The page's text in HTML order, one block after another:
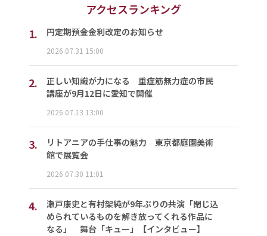
アクセスランキング
1.
円定期預金金利改定のお知らせ
2026.07.31 15:00
2.
正しい知識が力になる 重症筋無力症の市民
講座が9月12日に愛知で開催
2026.07.13 13:00
3.
リトアニアの手仕事の魅力 東京都庭園美術
館で展覧会
2026.07.30 11:01
4.
瀬戸康史と有村架純が9年ぶりの共演「閉じ込
められているものを解き放ってくれる作品に
なる」 舞台「キュー」【インタビュー】